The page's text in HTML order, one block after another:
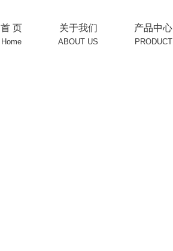
首 页
Home
关于我们
ABOUT US
产品中心
PRODUCT